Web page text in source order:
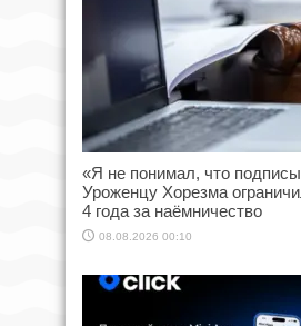
«Я не понимал, что
Уроженцу Хорезма
4 года за наёмничество
08.08.2026 00:10